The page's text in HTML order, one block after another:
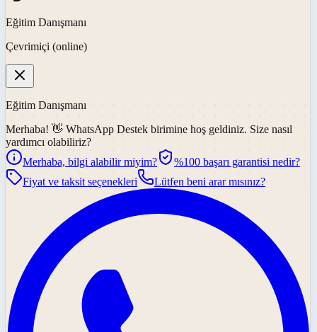
Eğitim Danışmanı
Çevrimiçi (online)
Eğitim Danışmanı
Merhaba! 👋 WhatsApp Destek birimine hoş geldiniz. Size nasıl
yardımcı olabiliriz?
Merhaba, bilgi alabilir miyim?
%100 başarı garantisi nedir?
Fiyat ve taksit seçenekleri
Lütfen beni arar mısınız?